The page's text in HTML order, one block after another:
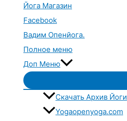
Йога Магазин
Facebook
Вадим Опенйога.
Полное меню
Доп Меню
Скачать Архив Йоги
Yogaopenyoga.com